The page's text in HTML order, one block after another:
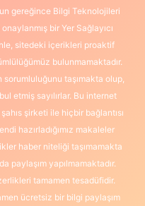
gereğince Bilgi Teknolojileri
bir Yer Sağlayıcı
sitedeki içerikleri proaktif
bulunmamaktadır.
taşımakta olup,
etmiş sayılırlar. Bu internet
şirketi ile hiçbir bağlantısı
hazırladığımız makaleler
haber niteliği taşımamakta
paylaşım yapılmamaktadır.
tamamen tesadüfidir.
ücretsiz bir bilgi paylaşım